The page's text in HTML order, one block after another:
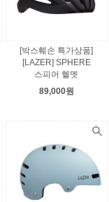
[박스훼손 특가상품]
[LAZER] SPHERE
스피어 헬멧
89,000원